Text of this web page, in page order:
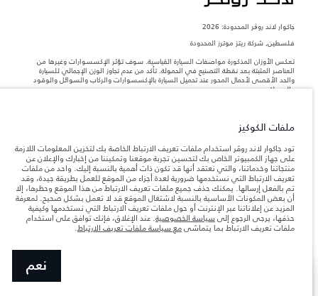
جاكوار لاند روڨر المحدودة: 2026
فلسطين, شركة ريتز موترز المحدودة
تعكس الأوزان المذكورة مواصفات السيارة القياسية. سوف تؤثر الإكسسوارات وغيرها من
العناصر المثبتة بعد نقطة التصنيع في الحمولة. تأكد من عدم تجاوز الوزن الإجمالي للسيارة
والحد الأقصى لأحمال المحور عند تحميل السيارة بالإكسسوارات والركاب والسوائل والوقود
والحمولة.
المعلومات والمواصفات والأسعار والألوان المذكورة على هذا الموقع قد تختلف من بلد إلى
آخر، كما أنّها قد تتغير بدون إشعار مسبق. الرجاء التواصل مع وكيلنا المحلي للتأكد من توفّرها
ملاحظة مهمة حول الصور والمواصفات.إن النقص العالمي في أشباه الموصلات يؤثر حاليًا
في مواصفات تصميم السيارات وتوفر الخيارات وتوقيتات التصاميم. هذا ظرف ديناميكي
للغاية، ونتيجة لذلك، قد لا تمثّل الصور المستخدَمة ضمن موقع الويب حاليًا المواصفات الحالية
بالكامل بالنسبة إلى الميزات والخيارات والحلية ومجموعات الألوان. يرجى استشارة وكيلك الذي
سيتمكّن من تأكيد أي تقييدات حالية معك للسماح لك باتخاذ قرار مدروس
الأرقام المقدمة هي نتيجة لاختبارات المصنع الرسمية وفقاً لتشريعات الاتحاد الأوروبي. قد
يتباين استهلك الوقود الفعلي للمركبة عن ذلك المتحقق في تلك الاختبارات كما أن هذه
الأرقام بغرض المقارنة فحسب.‎‎‎
ملفات الكوكيز
تود جاكوار لاند روڤر استخدام ملفات تعريف الارتباط الخاصة بك لتخزين المعلومات اللازمة
على جهاز الكمبيوتر الخاص بك لتحسين تجربة موقعنا وتمكيننا من إخبارك والإعلان عن
منتجاتنا وخدماتنا، والتي نعتقد أنها قد تكون ذات أهمية بالنسبة إليك. واحد من ملفات
تعريف الارتباط التي نستخدمها ضرورية لعدة أجزاء من الموقع للعمل بطريقة جيدة، وقد
تم بالفعل إرسالها. يمكنك حذف جميع ملفات تعريف الارتباط من هذا الموقع وحظرها، إلا
أن بعض المكونات الأساسية بالنسبة لاشتغال الموقع قد لا تعمل بشكل صحيح. لمعرفة
المزيد عن إعلاناتنا عبر الإنترنت أو حول ملفات تعريف الارتباط التي نستخدمها وكيفية
حذفها، يرجى الرجوع إلى سياسة الخصوصية. عند الإغلاق، فإنك توافق على استخدام
ملفات تعريف الارتباط بما يتماشىمع سياسة ملفات تعريف الارتباط.
نعم
ابحث عن وكيل